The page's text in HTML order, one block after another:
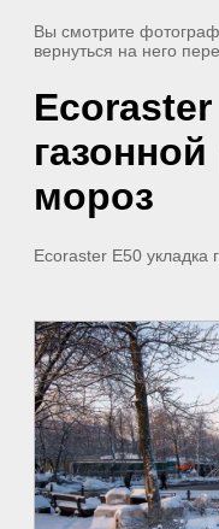
Вы смотрите
вернуться на него
Ecoraster
мороз
Ecoraster E50 укладка